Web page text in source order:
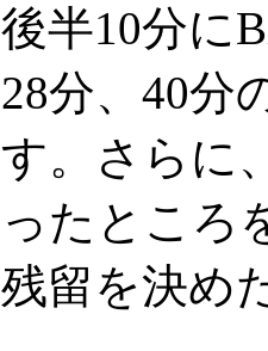
後半10分に
28分、40分
す。さらに
ったところ
残留を決め